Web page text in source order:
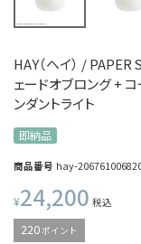
HAY（ヘイ） /
ェードオブロング +
ンダントライト
即納品
商品番号 hay-
¥24,200 税込
220ポイント